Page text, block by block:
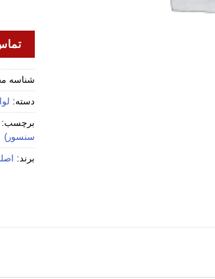
شناسه
دسته:
برچسب:
سنسور)
برند: